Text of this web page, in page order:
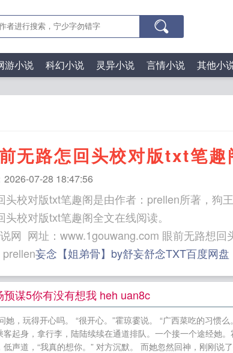
游小说 科幻小说 灵异小说 言情小说 其他小
无路怎回头校对版txt笔趣
2026-07-28 18:47:56
头校对版txt笔趣阁是由作者：prellen所著，狗
校对版txt笔趣阁全文在线阅读。
眼前无路想回头全诗 盗墓笔记
妄念【姐弟骨】by舒妄舒念TXT百度网盘
仰之间by宿芦花最近更新 玖染菲池朔音黑茶po
解雨臣霍琼霎[盗墓笔记]眼前无路怎回头po文
池朔音的小说 俯仰之间校对版txt笔趣阁 俯仰
局 主角陶知南闻珲的小说 舒妄舒念妄念po文
预谋5你有没有想我 heh uan8c
，玩得开心吗。 “很开心。”霍琼霎说。 “广西菜吃的习惯么
起身，拿行李，陆陆续续在通道排队。一个接一个途经她
声道，“我真的想你。” 对方沉默。 而她忽然回神，刚刚说